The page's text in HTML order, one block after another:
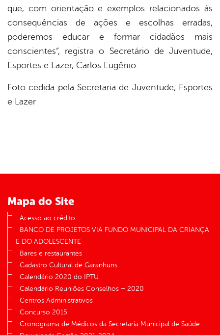
que, com orientação e exemplos relacionados às
consequências de ações e escolhas erradas,
poderemos educar e formar cidadãos mais
conscientes”, registra o Secretário de Juventude,
Esportes e Lazer, Carlos Eugênio.
Foto cedida pela Secretaria de Juventude, Esportes
e Lazer
Mapa do Site
Acesso ao crédito
BANCO DE PROJETOS VIA FUNDO MUNICIPAL DA CRIANÇA
E DO ADOLESCENTE
Bares e restaurantes
Cadastro Cultural de Garanhuns
Calendário 2020 do IPTU
Calendário Reuniões Conselhos – 2020
Centros Administrativos
Concurso 2015
Cronograma de Médicos da Secretaria Municipal de Saúde